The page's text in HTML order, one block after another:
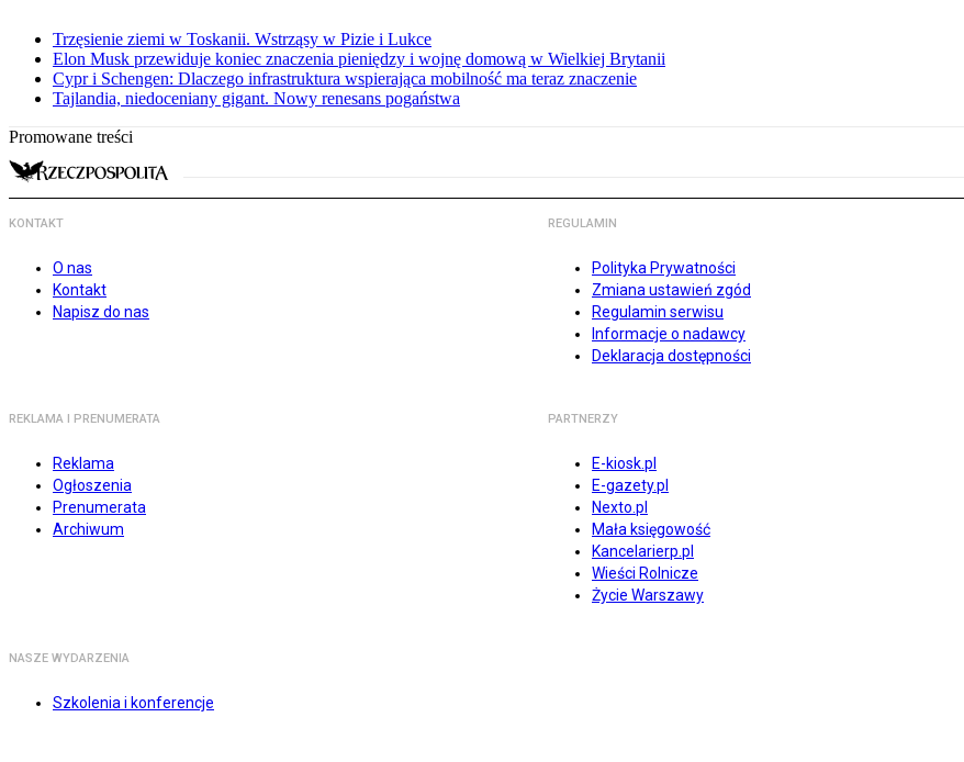
Trzęsienie ziemi w Toskanii. Wstrząsy w Pizie i Lukce
Elon Musk przewiduje koniec znaczenia pieniędzy i wojnę domową w Wielkiej Brytanii
Cypr i Schengen: Dlaczego infrastruktura wspierająca mobilność ma teraz znaczenie
Tajlandia, niedoceniany gigant. Nowy renesans pogaństwa
Promowane treści
KONTAKT
O nas
Kontakt
Napisz do nas
REGULAMIN
Polityka Prywatności
Zmiana ustawień zgód
Regulamin serwisu
Informacje o nadawcy
Deklaracja dostępności
REKLAMA I PRENUMERATA
Reklama
Ogłoszenia
Prenumerata
Archiwum
PARTNERZY
E-kiosk.pl
E-gazety.pl
Nexto.pl
Mała księgowość
Kancelarierp.pl
Wieści Rolnicze
Życie Warszawy
NASZE WYDARZENIA
Szkolenia i konferencje